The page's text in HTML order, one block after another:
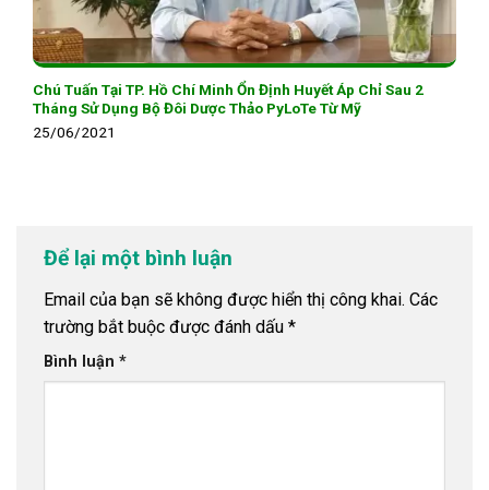
Chú Tuấn Tại TP. Hồ Chí Minh Ổn Định Huyết Áp Chỉ Sau 2
Tháng Sử Dụng Bộ Đôi Dược Thảo PyLoTe Từ Mỹ
25/06/2021
Để lại một bình luận
Email của bạn sẽ không được hiển thị công khai. Các
trường bắt buộc được đánh dấu *
Bình luận *